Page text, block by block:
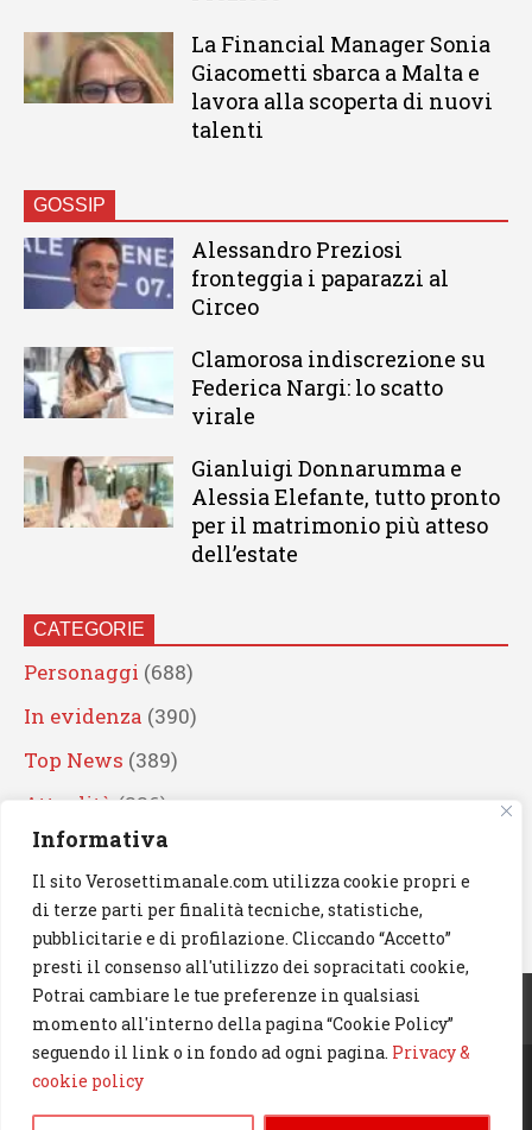
Informativa
Il sito Verosettimanale.com utilizza cookie propri e
di terze parti per finalità tecniche, statistiche,
pubblicitarie e di profilazione. Cliccando “Accetto”
presti il consenso all'utilizzo dei sopracitati cookie,
Potrai cambiare le tue preferenze in qualsiasi
momento all'interno della pagina “Cookie Policy”
seguendo il link o in fondo ad ogni pagina. Privacy &
cookie policy
La Financial Manager Sonia
Giacometti sbarca a Malta e
lavora alla scoperta di nuovi
talenti
GOSSIP
Alessandro Preziosi
fronteggia i paparazzi al
Circeo
Clamorosa indiscrezione su
Federica Nargi: lo scatto
virale
Gianluigi Donnarumma e
Alessia Elefante, tutto pronto
per il matrimonio più atteso
dell’estate
CATEGORIE
Personaggi (688)
In evidenza (390)
Top News (389)
Attualità (336)
Eventi(330)
Artisti (241)
News(238)
Cerca
© 2023 Verosettimanale.com. All rights reserved.